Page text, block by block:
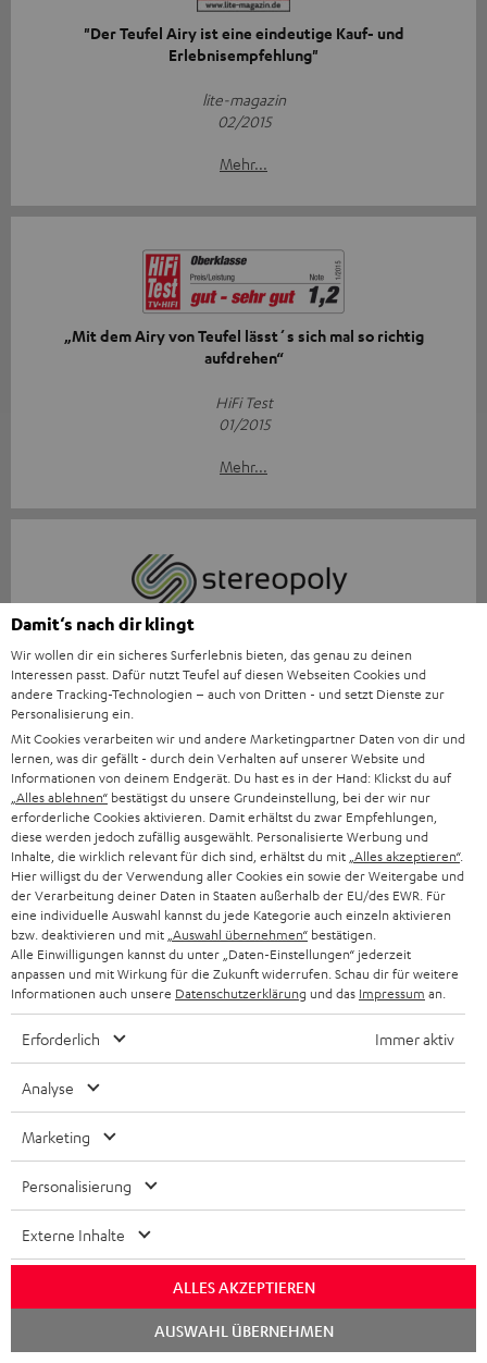
"Der Teufel Airy ist eine eindeutige Kauf- und
Erlebnisempfehlung"
lite-magazin
02/2015
Mehr...
„Mit dem Airy von Teufel lässt´s sich mal so richtig
aufdrehen“
HiFi Test
01/2015
Mehr...
„Die große Stärke ... die gelungene Akustik.“
Stereopoly
18.12.2014
Mehr...
„Die Ausrichtung ist klar und spritzig, ohne
detailversessen zu sein“
Stereoplay
12/2014
„Akustisch hervorragend und ausgezeichnet im
Area DVD
Mehr...
Damit‘s nach dir klingt
Wir wollen dir ein sicheres Surferlebnis bieten, das genau zu deinen
Interessen passt. Dafür nutzt Teufel auf diesen Webseiten Cookies und
andere Tracking-Technologien – auch von Dritten - und setzt Dienste zur
Personalisierung ein.
Mit Cookies verarbeiten wir und andere Marketingpartner Daten von dir und
lernen, was dir gefällt - durch dein Verhalten auf unserer Website und
Informationen von deinem Endgerät. Du hast es in der Hand: Klickst du auf
„Alles ablehnen“ bestätigst du unsere Grundeinstellung, bei der wir nur
erforderliche Cookies aktivieren. Damit erhältst du zwar Empfehlungen,
diese werden jedoch zufällig ausgewählt. Personalisierte Werbung und
Inhalte, die wirklich relevant für dich sind, erhältst du mit „Alles akzeptieren“.
Hier willigst du der Verwendung aller Cookies ein sowie der Weitergabe und
der Verarbeitung deiner Daten in Staaten außerhalb der EU/des EWR. Für
eine individuelle Auswahl kannst du jede Kategorie auch einzeln aktivieren
bzw. deaktivieren und mit „Auswahl übernehmen“ bestätigen.
Alle Einwilligungen kannst du unter „Daten-Einstellungen“ jederzeit
anpassen und mit Wirkung für die Zukunft widerrufen. Schau dir für weitere
Informationen auch unsere Datenschutzerklärung und das Impressum an.
Erforderlich Immer aktiv
Analyse
Marketing
Personalisierung
Externe Inhalte
ALLES AKZEPTIEREN
AUSWAHL ÜBERNEHMEN